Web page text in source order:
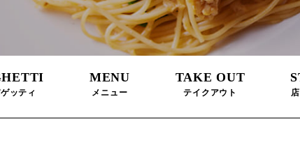
ッティ
MENU
メニュー
TAKE OUT
テイクアウト